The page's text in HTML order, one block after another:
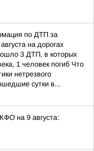
по ДТП за
на дорогах
3 ДТП, в которых
1 человек погиб Что
нетрезвого
сутки в...
на 9 августа: